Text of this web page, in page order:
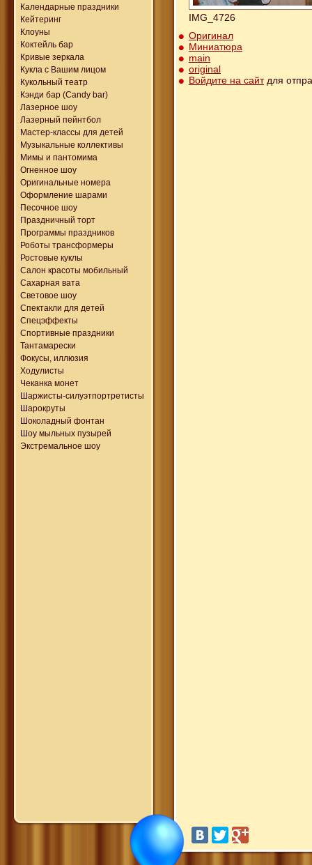
Календарные праздники
Кейтеринг
Клоуны
Коктейль бар
Кривые зеркала
Кукла с Вашим лицом
Кукольный театр
Кэнди бар (Candy bar)
Лазерное шоу
Лазерный пейнтбол
Мастер-классы для детей
Музыкальные коллективы
Мимы и пантомима
Огненное шоу
Оригинальные номера
Оформление шарами
Песочное шоу
Праздничный торт
Программы праздников
Роботы трансформеры
Ростовые куклы
Салон красоты мобильный
Сахарная вата
Световое шоу
Спектакли для детей
Спецэффекты
Спортивные праздники
Тантамарески
Фокусы, иллюзия
Ходулисты
Чеканка монет
Шаржисты-силуэтпортретисты
Шарокруты
Шоколадный фонтан
Шоу мыльных пузырей
Экстремальное шоу
IMG_4726
Оригинал
Миниатюра
main
original
Войдите на сайтдля